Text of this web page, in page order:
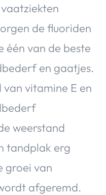
de fluoriden
van de beste
en gaatjes.
vitamine E en
weerstand
tandplak erg
groei van
afgeremd.